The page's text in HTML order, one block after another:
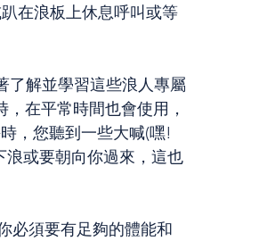
在浪板上休息呼叫或等
了解並學習這些浪人專屬
在平常時間也會使用，
，您聽到一些大喊(嘿!
或要朝向你過來，這也
必須要有足夠的體能和